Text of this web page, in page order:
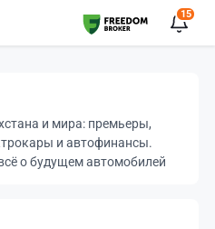
15
и мира: премьеры,
и автофинансы.
о будущем автомобилей